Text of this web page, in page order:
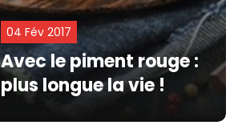
04 Fév 2017
Avec le piment rouge :
plus longue la vie !